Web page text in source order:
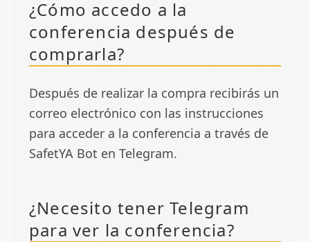
¿Cómo accedo a la
conferencia después de
comprarla?
Después de realizar la compra recibirás un
correo electrónico con las instrucciones
para acceder a la conferencia a través de
SafetYA Bot en Telegram.
¿Necesito tener Telegram
para ver la conferencia?